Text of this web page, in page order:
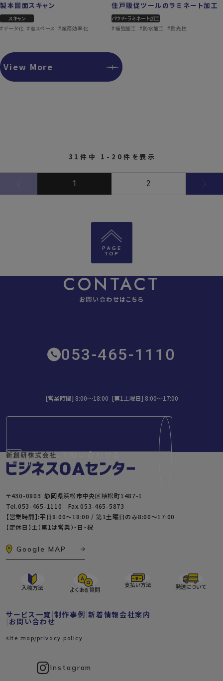
製本図面スキャン
スキャン
#データ化 #省スペース #業務効率化
住戸販促ツールのラミネート加工
パウチ・ラミネート加工
#補強加工 #防水加工 #耐光性
View More
31件中 1-20件を表示
1 2
PAGE
TOP
CONTACT
お問い合わせはこちら
053-465-1110
[営業時間] 8:00～18:00 [第1土曜日] 8:00〜17:00
フォームで問い合わせる
〒430-0803 静岡県浜松市中央区植松町1487-1
Tel.053-465-1110 Fax.053-465-5873
【営業時間】:平日8:00～18:00 / 第1土曜日のみ8:00〜17:00
【定休日】土（第1は営業）・日・祝
Google MAP
入稿方法 よくある質問
支払い方法 発送について
サービス一覧 制作事例 新着情報 会社案内
お問い合わせ
site map privacy policy
Instagram